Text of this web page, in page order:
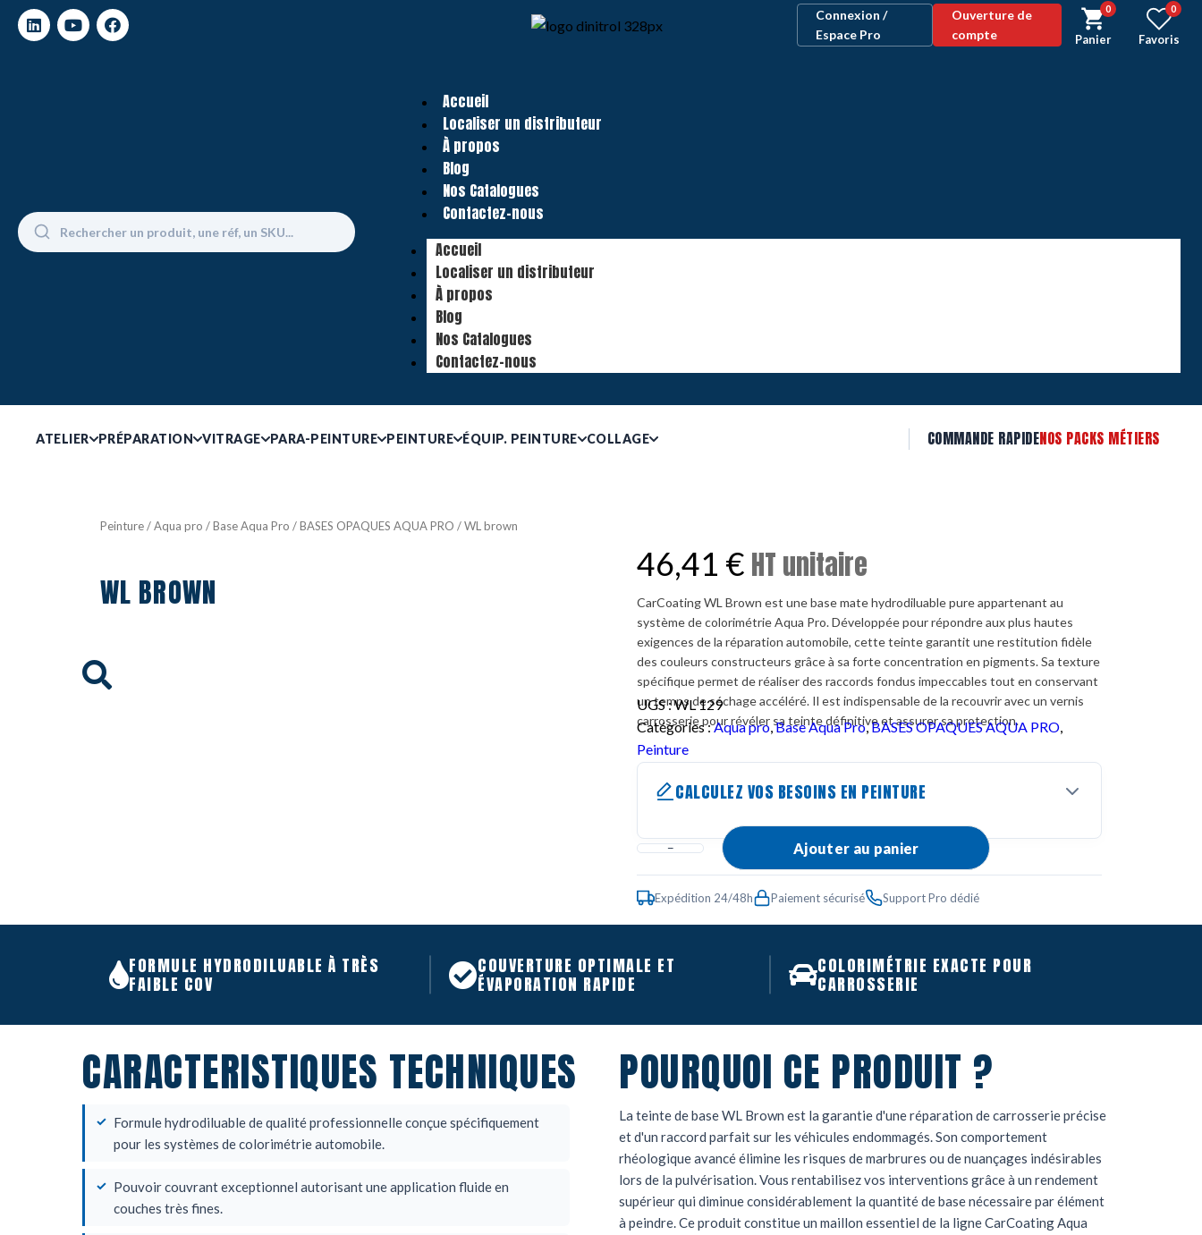
Connexion /
Espace Pro
Ouverture de
compte
0
Panier
0
Favoris
Accueil
Localiser un distributeur
À propos
Blog
Nos Catalogues
Contactez-nous
Accueil
Localiser un distributeur
À propos
Blog
Nos Catalogues
Contactez-nous
ATELIER PRÉPARATION VITRAGE PARA-PEINTURE PEINTURE ÉQUIP. PEINTURE COLLAGE COMMANDE RAPIDENOS PACKS MÉTIERS
Peinture/Aqua pro /Base Aqua Pro /BASES OPAQUES AQUA PRO / WL brown
WL BROWN
46,41 € HT unitaire
CarCoating WL Brown est une base mate hydrodiluable pure appartenant au
système de colorimétrie Aqua Pro. Développée pour répondre aux plus hautes
exigences de la réparation automobile, cette teinte garantit une restitution fidèle
des couleurs constructeurs grâce à sa forte concentration en pigments. Sa texture
spécifique permet de réaliser des raccords fondus impeccables tout en conservant
un temps de séchage accéléré. Il est indispensable de la recouvrir avec un vernis
carrosserie pour révéler sa teinte définitive et assurer sa protection.
UGS :WL 129
Catégories :Aqua pro,Base Aqua Pro,BASES OPAQUES AQUA PRO,
Peinture
CALCULEZ VOS BESOINS EN PEINTURE
Ajouter au panier
Expédition 24/48h Paiement sécurisé Support Pro dédié
FORMULE HYDRODILUABLE À TRÈS
FAIBLE COV
COUVERTURE OPTIMALE ET
ÉVAPORATION RAPIDE
COLORIMÉTRIE EXACTE POUR
CARROSSERIE
CARACTERISTIQUES TECHNIQUES
Formule hydrodiluable de qualité professionnelle conçue spécifiquement
pour les systèmes de colorimétrie automobile.
Pouvoir couvrant exceptionnel autorisant une application fluide en
couches très fines.
POURQUOI CE PRODUIT ?
La teinte de base WL Brown est la garantie d'une réparation de carrosserie précise
et d'un raccord parfait sur les véhicules endommagés. Son comportement
rhéologique avancé élimine les risques de marbrures ou de nuançages indésirables
lors de la pulvérisation. Vous rentabilisez vos interventions grâce à un rendement
supérieur qui diminue considérablement la quantité de base nécessaire par élément
à peindre. Ce produit constitue un maillon essentiel de la ligne CarCoating Aqua